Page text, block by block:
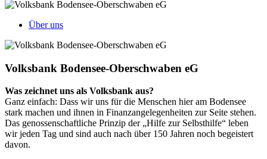
Über uns
Volksbank Bodensee-Oberschwaben eG
Was zeichnet uns als Volksbank aus?
Ganz einfach: Dass wir uns für die Menschen hier am Bodensee
stark machen und ihnen in Finanzangelegenheiten zur Seite stehen.
Das genossenschaftliche Prinzip der „Hilfe zur Selbsthilfe“ leben
wir jeden Tag und sind auch nach über 150 Jahren noch begeistert
davon.